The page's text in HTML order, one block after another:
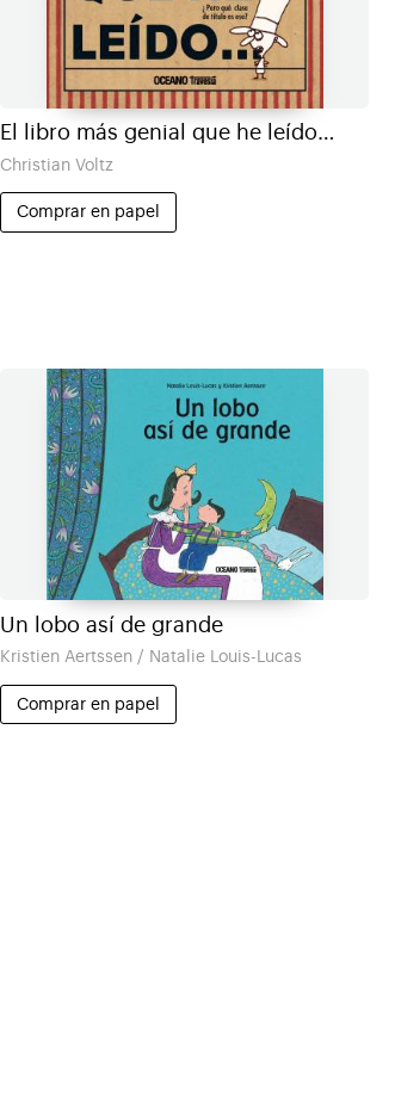
El libro más genial que he leído…
Christian Voltz
Comprar en papel
Un lobo así de grande
Kristien Aertssen / Natalie Louis-Lucas
Comprar en papel